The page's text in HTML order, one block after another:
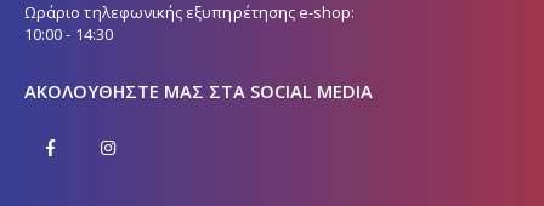
Ωράριο τηλεφωνικής εξυπηρέτησης e-shop:
10:00 - 14:30
ΑΚΟΛΟΥΘΉΣΤΕ ΜΑΣ ΣΤΑ SOCIAL MEDIA